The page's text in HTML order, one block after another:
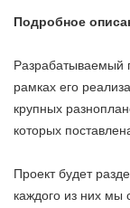
Подробное
Разрабатываемый
рамках его
крупных
которых
Проект будет
каждого из них мы